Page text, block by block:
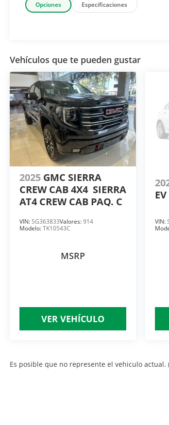
Opciones Especificaciones
Vehículos que te pueden gustar
2025 GMC SIERRA
CREW CAB 4X4 SIERRA
AT4 CREW CAB PAQ. C
VIN:SG363833Valores:914
Modelo:TK10543C
MSRP
VER VEHÍCULO
VIN:
Es posible que no represente el vehiculo